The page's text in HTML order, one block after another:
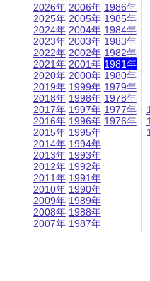
2026年
2025年
2024年
2023年
2022年
2021年
2020年
2019年
2018年
2017年
2016年
2015年
2014年
2013年
2012年
2011年
2010年
2009年
2008年
2007年
2006年
2005年
2004年
2003年
2002年
2001年
2000年
1999年
1998年
1997年
1996年
1995年
1994年
1993年
1992年
1991年
1990年
1989年
1988年
1987年
1986年
1985年
1984年
1983年
1982年
1981年
1980年
1979年
1978年
1977年
1976年